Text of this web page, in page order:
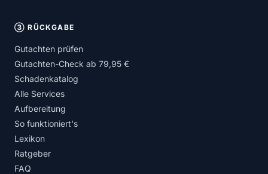
③ RÜCKGABE
Gutachten prüfen
Gutachten-Check ab 79,95 €
Schadenkatalog
Alle Services
Aufbereitung
So funktioniert's
Lexikon
Ratgeber
FAQ